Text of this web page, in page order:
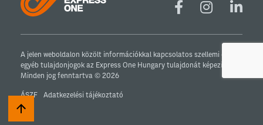
A jelen weboldalon közölt információkkal kapcsolatos szellemi és
egyéb tulajdonjogok az Express One Hungary tulajdonát képezik.
Minden jog fenntartva © 2026
ÁSZF Adatkezelési tájékoztató